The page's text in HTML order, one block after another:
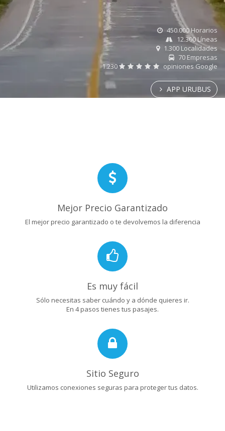
450.000 Horarios
12.300 Líneas
1.300 Localidades
70 Empresas
1.230
opiniones Google
APP URUBUS
Mejor Precio Garantizado
El mejor precio garantizado o te devolvemos la diferencia
Es muy fácil
Sólo necesitas saber cuándo y a dónde quieres ir.
En 4 pasos tienes tus pasajes.
Sitio Seguro
Utilizamos conexiones seguras para proteger tus datos.